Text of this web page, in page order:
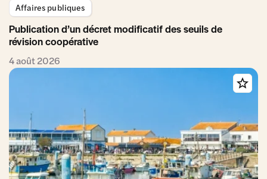
Affaires publiques
Publication d’un décret modificatif des seuils de
révision coopérative
4 août 2026